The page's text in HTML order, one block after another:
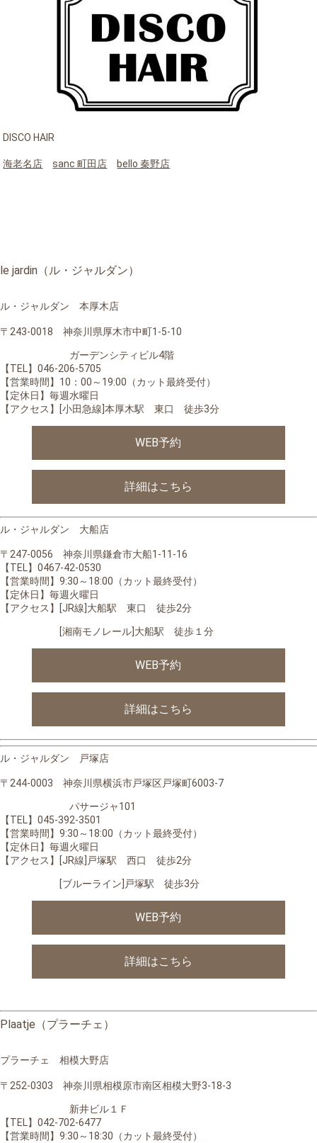
DISCO HAIR
海老名店 sanc 町田店 bello 秦野店
le jardin（ル・ジャルダン）
ル・ジャルダン 本厚木店
〒243-0018 神奈川県厚木市中町1-5-10
ガーデンシティビル4階
【TEL】046-206-5705
【営業時間】 10：00～19:00（カット最終受付）
【定休日】毎週水曜日
【アクセス】[小田急線]本厚木駅 東口 徒歩3分
WEB予約
詳細はこちら
ル・ジャルダン 大船店
〒247-0056 神奈川県鎌倉市大船1-11-16
【TEL】0467-42-0530
【営業時間】 9:30～18:00（カット最終受付）
【定休日】毎週火曜日
【アクセス】[JR線]大船駅 東口 徒歩2分
[湘南モノレール]大船駅 徒歩１分
WEB予約
詳細はこちら
ル・ジャルダン 戸塚店
〒244-0003 神奈川県横浜市戸塚区戸塚町6003-7
パサージャ101
【TEL】045-392-3501
【営業時間】 9:30～18:00（カット最終受付）
【定休日】毎週火曜日
【アクセス】[JR線]戸塚駅 西口 徒歩2分
[ブルーライン]戸塚駅 徒歩3分
WEB予約
詳細はこちら
Plaatje（プラーチェ）
プラーチェ 相模大野店
〒252-0303 神奈川県相模原市南区相模大野3-18-3
新井ビル１Ｆ
【TEL】042-702-6477
【営業時間】 9:30～18:30（カット最終受付）